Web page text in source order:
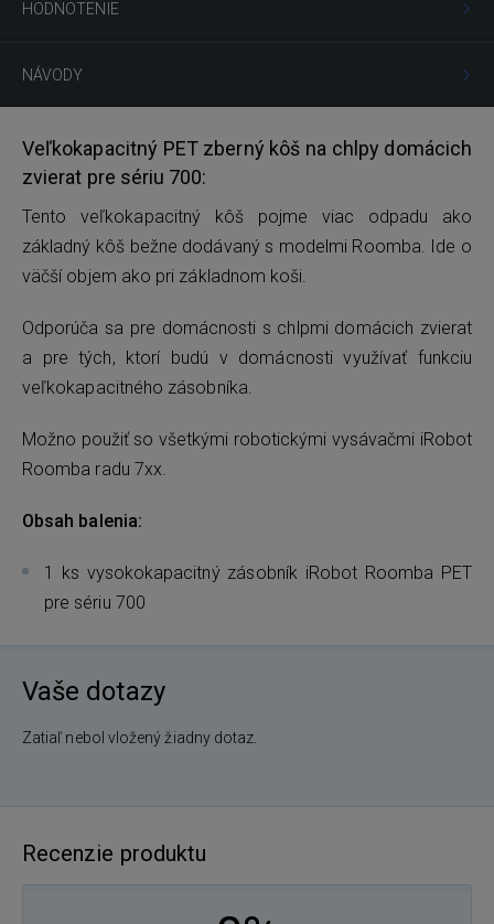
HODNOTENIE
NÁVODY
Veľkokapacitný PET zberný kôš na chlpy domácich
zvierat pre sériu 700:
Tento veľkokapacitný kôš pojme viac odpadu ako
základný kôš bežne dodávaný s modelmi Roomba. Ide o
väčší objem ako pri základnom koši.
Odporúča sa pre domácnosti s chlpmi domácich zvierat
a pre tých, ktorí budú v domácnosti využívať funkciu
veľkokapacitného zásobníka.
Možno použiť so všetkými robotickými vysávačmi iRobot
Roomba radu 7xx.
Obsah balenia:
1 ks vysokokapacitný zásobník iRobot Roomba PET
pre sériu 700
Vaše dotazy
Zatiaľ nebol vložený žiadny dotaz.
Recenzie produktu